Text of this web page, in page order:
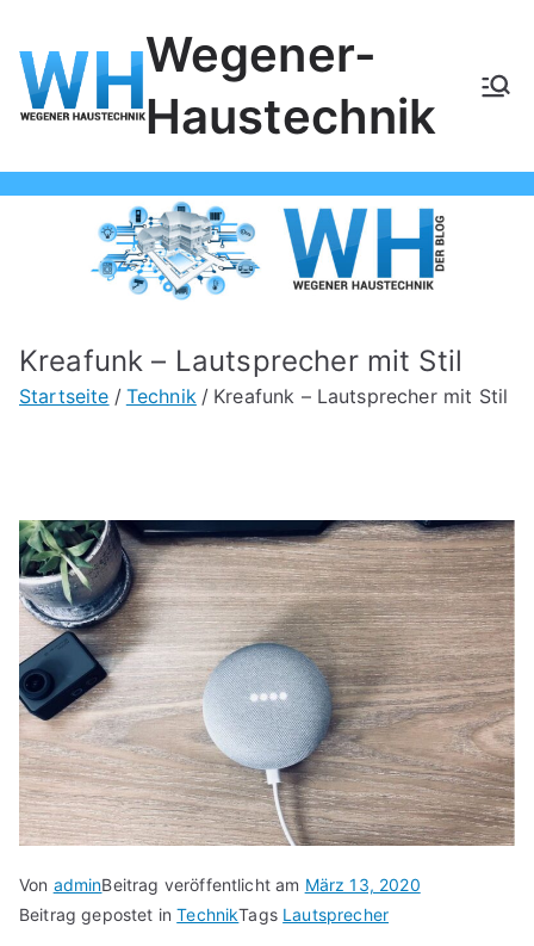
Inhalt
springen
Wegener-
Haustechnik
Kreafunk – Lautsprecher mit Stil
Startseite Technik Kreafunk – Lautsprecher mit Stil
Von adminBeitrag veröffentlicht am März 13, 2020
Beitrag gepostet inTechnikTags Lautsprecher